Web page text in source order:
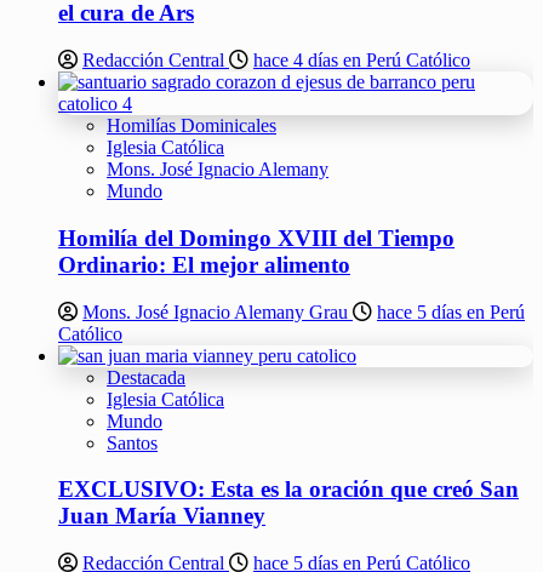
el cura de Ars
Redacción Central hace 4 días en Perú Católico
Homilías Dominicales
Iglesia Católica
Mons. José Ignacio Alemany
Mundo
Homilía del Domingo XVIII del Tiempo
Ordinario: El mejor alimento
Mons. José Ignacio Alemany Grau
hace 5 días en Perú
Católico
Destacada
Iglesia Católica
Mundo
Santos
EXCLUSIVO: Esta es la oración que creó San
Juan María Vianney
Redacción Central hace 5 días en Perú Católico